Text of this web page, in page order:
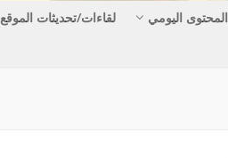
المحتوى اليومي
لقاءات/تحديثات الموقع